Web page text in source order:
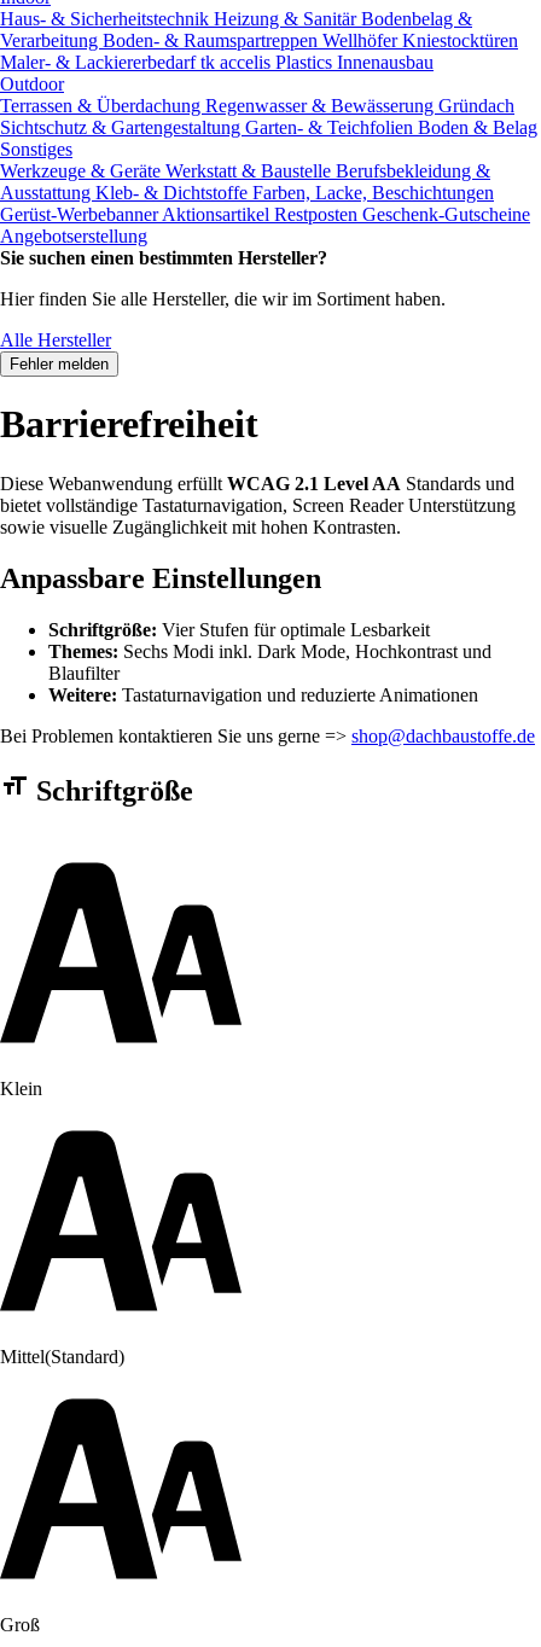
Haus- & Sicherheitstechnik Heizung & SanitärBodenbelag &
Verarbeitung Boden- & Raumspartreppen Wellhöfer Kniestocktüren
Maler- & Lackiererbedarftk accelis Plastics Innenausbau
Outdoor
Terrassen & Überdachung Regenwasser & Bewässerung Gründach
Sichtschutz & Gartengestaltung Garten- & Teichfolien Boden & Belag
Sonstiges
Werkzeuge & Geräte Werkstatt & Baustelle Berufsbekleidung &
Ausstattung Kleb- & Dichtstoffe Farben, Lacke, Beschichtungen
Gerüst-WerbebannerAktionsartikel Restposten Geschenk-Gutscheine
Angebotserstellung
Sie suchen einen bestimmten Hersteller?
Hier finden Sie alle Hersteller, die wir im Sortiment haben.
Alle Hersteller
Fehler melden
Barrierefreiheit
Diese Webanwendung erfüllt WCAG 2.1 Level AA Standards und
bietet vollständige Tastaturnavigation, Screen Reader Unterstützung
sowie visuelle Zugänglichkeit mit hohen Kontrasten.
Anpassbare Einstellungen
Schriftgröße: Vier Stufen für optimale Lesbarkeit
Themes: Sechs Modi inkl. Dark Mode, Hochkontrast und
Blaufilter
Weitere: Tastaturnavigation und reduzierte Animationen
Bei Problemen kontaktieren Sie uns gerne => shop@dachbaustoffe.de
Barrierefreiheit Einstellungen Formular
Schriftgröße
Klein
Mittel(Standard)
Groß